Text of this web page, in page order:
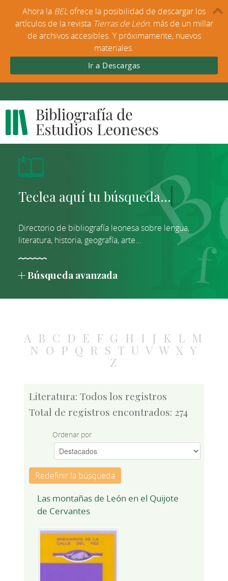
Directorio de bibliografía leonesa sobre lengua,
literatura, historia, geografía, arte...
Búsqueda avanzada
A B C D E F G H I J K L M
N O P Q R S T U V W X Y
Z
Literatura: Todos los registros
Total de registros encontrados: 274
Ordenar por
Redefinir la búsqueda
Las montañas de León en el Quijote
de Cervantes
Ahora la BEL ofrece la posibilidad de descargar los
artículos de la revista Tierras de León: más de un millar
de archivos accesibles. Y próximamente, nuevos
materiales.
Ir a Descargas